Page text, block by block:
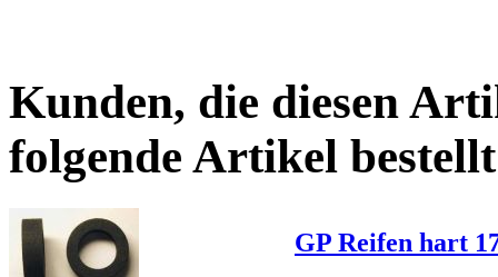
Kunden, die diesen
folgende Artikel
GP Reifen hart